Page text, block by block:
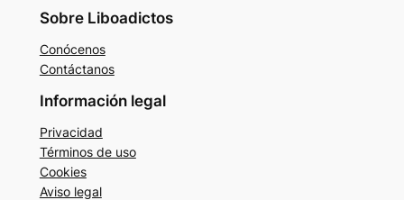
Sobre Liboadictos
Conócenos
Contáctanos
Información legal
Privacidad
Términos de uso
Cookies
Aviso legal